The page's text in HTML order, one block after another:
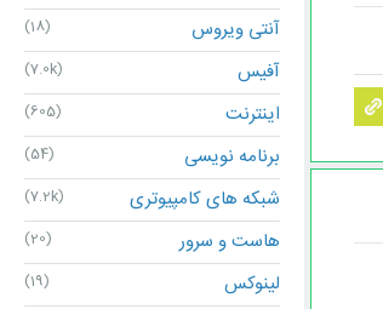
آنتی ویروس (18)
آفیس (7.0k)
اینترنت (605)
برنامه نویسی (54)
شبکه های کامپیوتری (7.2k)
هاست و سرور (20)
لینوکس (19)